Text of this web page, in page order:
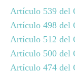
Artículo 539 del
Artículo 498 del
Artículo 512 del
Artículo 500 del
Artículo 474 del